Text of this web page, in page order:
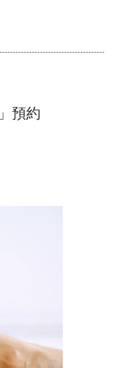
」預約